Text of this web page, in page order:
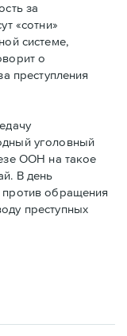
за
«сотни»
системе,
о
преступления
уголовный
ООН на такое
В день
обращения
преступных